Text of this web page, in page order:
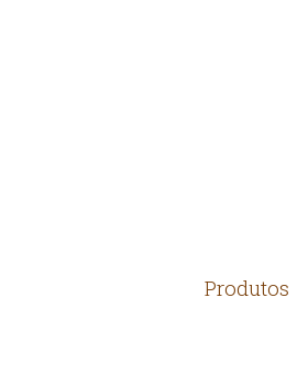
Produtos